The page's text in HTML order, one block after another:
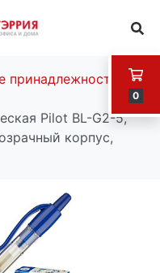
0
Pilot BL-G2-5,
корпус,